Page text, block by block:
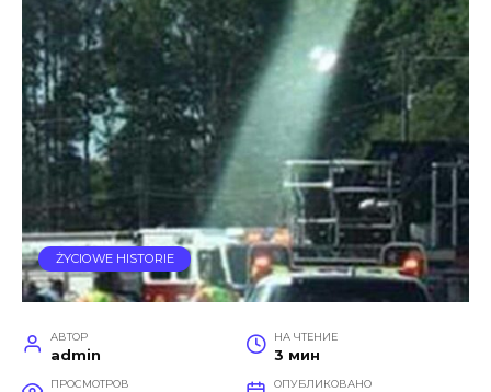
ŻYCIOWE HISTORIE
АВТОР
admin
НА ЧТЕНИЕ
3 мин
ПРОСМОТРОВ ОПУБЛИКОВАНО